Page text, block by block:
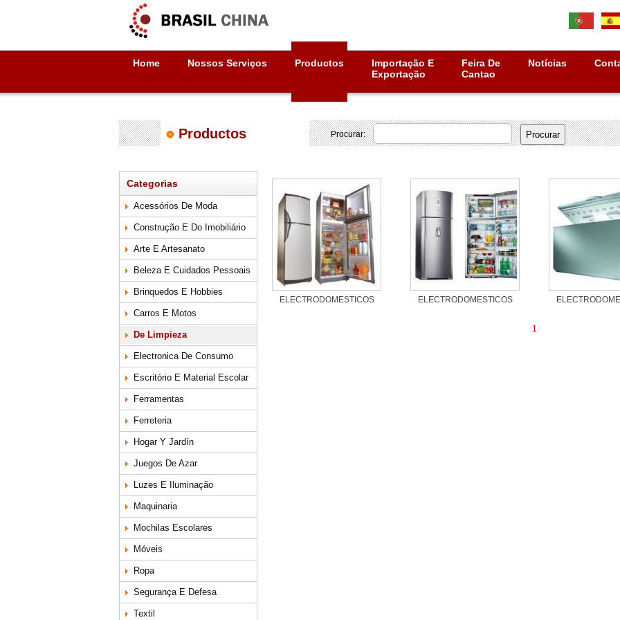
Home Nossos Serviços Productos
Importação E
Exportação
Feira De
Cantao
Notícias
Productos Procurar:
Categorias
Acessórios De Moda
Construção E Do Imobiliário
Arte E Artesanato
Beleza E Cuidados Pessoais
Brinquedos E Hobbies
Carros E Motos
De Limpieza
Electronica De Consumo
Escritório E Material Escolar
Ferramentas
Ferreteria
Hogar Y Jardín
Juegos De Azar
Luzes E Iluminação
Maquinaria
Mochilas Escolares
Móveis
Ropa
Segurança E Defesa
Textil
ELECTRODOMESTICOS‏ ELECTRODOMESTICOS‏
1